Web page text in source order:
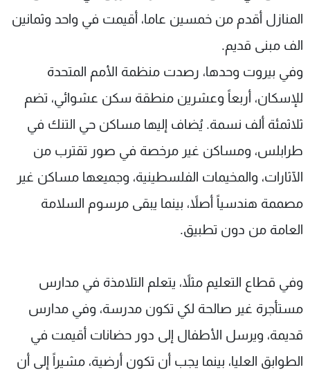
المنازل أقدم من خمسين عاما، أقيمت في واحد وثمانين
الف مبنى قديم.
وفي بيروت وحدها، رصدت منظمة الأمم المتحدة
للإسكان، أربعاً وعشرين منطقة سكن عشوائي، تضم
ثلاثمئة ألف نسمة. يُضاف إليها مساكن حي التنك في
طرابلس، ومساكن غير مرخصة في صور تقترب من
الآثارات، والمخيمات الفلسطينية، وجميعها مساكن غير
مصممة هندسياً أصلاً، بينما يبقى مرسوم السلامة
العامة من دون تطبيق.
وفي قطاع التعليم مثلاً، يتعلم التلامذة في مدارس
مستأجرة غير صالحة لكي تكون مدرسة، وفي مدارس
قديمة، ويرسل الأطفال إلى دور حضانات أقيمت في
الطوابق العليا، بينما يجب أن تكون أرضية، مشيراً إلى أن